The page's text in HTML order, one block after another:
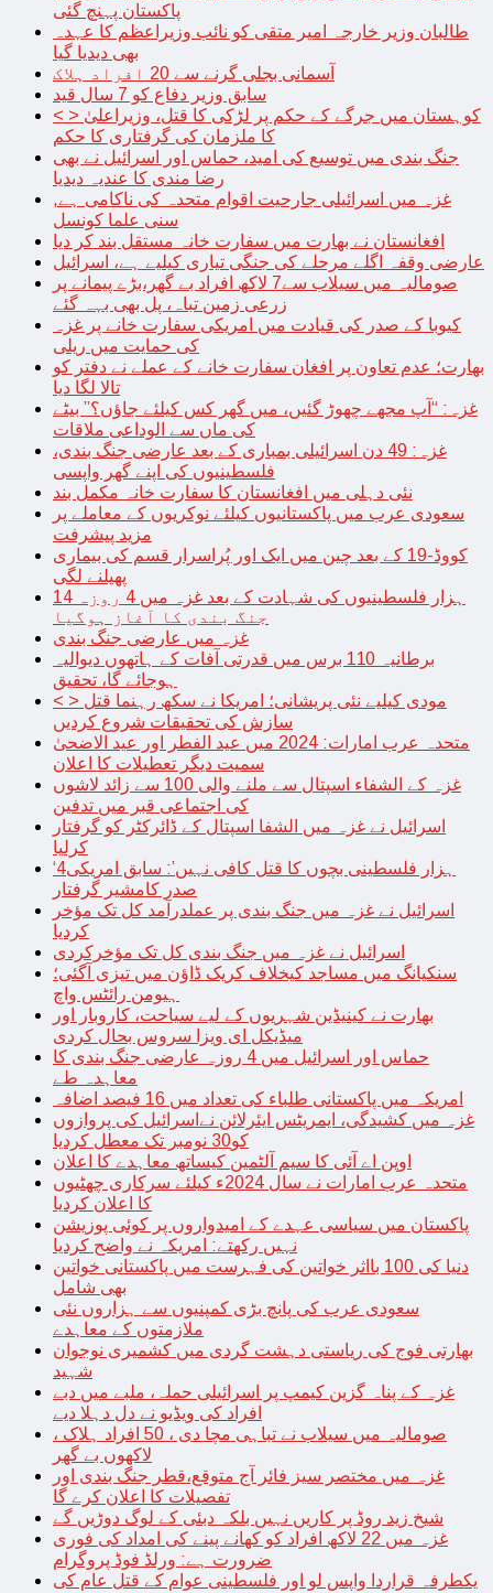
پاکستان پہنچ گئی
طالبان وزیر خارجہ امیر متقی کو نائب وزیراعظم کا عہدہ
بھی دیدیا گیا
آسمانی بجلی گرنے سے 20 افراد ہلاک
سابق وزیر دفاع کو 7 سال قید
< > کوہستان میں جرگے کے حکم پر لڑکی کا قتل، وزیراعلیٰ
کا ملزمان کی گرفتاری کا حکم
جنگ بندی میں توسیع کی امید، حماس اور اسرائیل نے بھی
رضا مندی کا عندیہ دیدیا
غزہ میں اسرائیلی جارحیت اقوام متحدہ کی ناکامی ہے,
سنی علما کونسل
افغانستان نے بھارت میں سفارت خانہ مستقل بند کر دیا
عارضی وقفہ اگلے مرحلے کی جنگی تیاری کیلیے ہے، اسرائیل
صومالیہ میں سیلاب سے7 لاکھ افراد بے گھر،بڑے پیمانے پر
زرعی زمین تباہ، پل بھی بہہ گئے
کیوبا کے صدر کی قیادت میں امریکی سفارت خانے پر غزہ
کی حمایت میں ریلی
بھارت؛ عدم تعاون پر افغان سفارت خانے کے عملے نے دفتر کو
تالا لگا دیا
غزہ: “آپ مجھے چھوڑ گئیں، میں گھر کس کیلئے جاؤں؟” بیٹے
کی ماں سے الوداعی ملاقات
غزہ: 49 دن اسرائیلی بمباری کے بعد عارضی جنگ بندی،
فلسطینیوں کی اپنے گھر واپسی
نئی دہلی میں افغانستان کا سفارت خانہ مکمل بند
سعودی عرب میں پاکستانیوں کیلئے نوکریوں کے معاملے پر
مزید پیشرفت
کووڈ-19 کے بعد چین میں ایک اور پُراسرار قسم کی بیماری
پھیلنے لگی
14 ہزار فلسطینیوں کی شہادت کے بعد غزہ میں 4 روزہ
جنگ بندی کا آغاز ہوگیا
غزہ میں عارضی جنگ بندی
برطانیہ 110 برس میں قدرتی آفات کے ہاتھوں دیوالیہ
ہوجائے گا، تحقیق
< > مودی کیلیے نئی پریشانی؛ امریکا نے سکھ رہنما قتل
سازش کی تحقیقات شروع کردیں
متحدہ عرب امارات: 2024 میں عید الفطر اور عید الاضحیٰ
سمیت دیگر تعطیلات کا اعلان
غزہ کے الشفاء اسپتال سے ملنے والی 100 سے زائد لاشوں
کی اجتماعی قبر میں تدفین
اسرائیل نے غزہ میں الشفا اسپتال کے ڈائرکٹر کو گرفتار
کرلیا
‘4ہزار فلسطینی بچوں کا قتل کافی نہیں’: سابق امریکی
صدر کامشیر گرفتار
اسرائیل نے غزہ میں جنگ بندی پر عملدرآمد کل تک مؤخر
کردیا
اسرائیل نے غزہ میں جنگ بندی کل تک مؤخرکردی
سنکیانگ میں مساجد کیخلاف کریک ڈاؤن میں تیزی آگئی؛
ہیومن رائٹس واچ
بھارت نے کینیڈین شہریوں کے لیے سیاحت، کاروبار اور
میڈیکل ای ویزا سروس بحال کردی
حماس اور اسرائیل میں 4 روزہ عارضی جنگ بندی کا
معاہدہ طے
امریکہ میں پاکستانی طلباء کی تعداد میں 16 فیصد اضافہ
غزہ میں کشیدگی، ایمریٹس ایئرلائن نےاسرائیل کی پروازوں
کو30 نومبر تک معطل کردیا
اوپن اے آئی کا سیم آلٹمین کیساتھ معاہدے کا اعلان
متحدہ عرب امارات نے سال 2024ء کیلئے سرکاری چھٹیوں
کا اعلان کردیا
پاکستان میں سیاسی عہدے کے امیدواروں پر کوئی پوزیشن
نہیں رکھتے: امریکہ نے واضح کردیا
دنیا کی 100 بااثر خواتین کی فہرست میں پاکستانی خواتین
بھی شامل
سعودی عرب کی پانچ بڑی کمپنیوں سے ہزاروں نئی
ملازمتوں کے معاہدے
بھارتی فوج کی ریاستی دہشت گردی میں کشمیری نوجوان
شہید
غزہ کے پناہ گزین کیمپ پر اسرائیلی حملہ، ملبے میں دبے
افراد کی ویڈیو نے دل دہلا دیے
صومالیہ میں سیلاب نے تباہی مچا دی ، 50 افراد ہلاک ،
لاکھوں بے گھر
غزہ میں مختصر سیز فائر آج متوقع،قطر جنگ بندی اور
تفصیلات کا اعلان کرے گا
شیخ زید روڈ پر کاریں نہیں بلکہ دبئی کے لوگ دوڑیں گے
غزہ میں 22 لاکھ افراد کو کھانے پینے کی امداد کی فوری
ضرورت ہے: ورلڈ فوڈ پروگرام
یکطرفہ قراردا واپس لو اور فلسطینی عوام کے قتل عام کی